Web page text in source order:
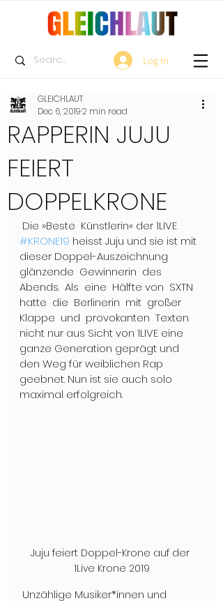
Log In
RAPPERIN JUJU
FEIERT
DOPPELKRONE
GLEICHLAUT
Dec 6, 20192 min read
Die »Beste  Künstlerin« der 1LIVE
#KRONE19 heisst Juju und sie ist mit
dieser Doppel-Auszeichnung
glänzende  Gewinnerin  des
Abends.  Als  eine  Hälfte von  SXTN
hatte  die  Berlinerin  mit  großer
Klappe  und  provokanten  Texten
nicht nur aus Sicht von 1LIVE eine
ganze Generation geprägt und
den Weg für weiblichen Rap
geebnet. Nun ist sie auch solo
maximal erfolgreich.
Juju feiert Doppel-Krone auf der
1Live Krone 2019